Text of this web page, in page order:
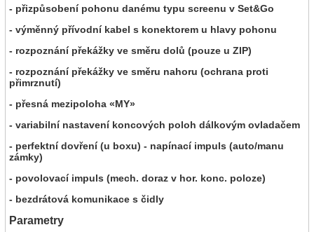
- přizpůsobení pohonu danému typu screenu v Set&Go
- výměnný přívodní kabel s konektorem u hlavy pohonu
- rozpoznání překážky ve směru dolů (pouze u ZIP)
- rozpoznání překážky ve směru nahoru (ochrana proti
přimrznutí)
- přesná mezipoloha «MY»
- variabilní nastavení koncových poloh dálkovým ovladačem
- perfektní dovření (u boxu) - napínací impuls (auto/manu
zámky)
- povolovací impuls (mech. doraz v hor. konc. poloze)
- bezdrátová komunikace s čidly
Parametry